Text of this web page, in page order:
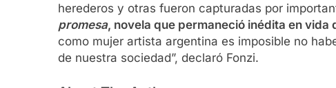
herederos y otras fueron capturadas por
promesa, novela que permaneció inédita en
como mujer artista argentina es imposible no
de nuestra sociedad”, declaró Fonzi.